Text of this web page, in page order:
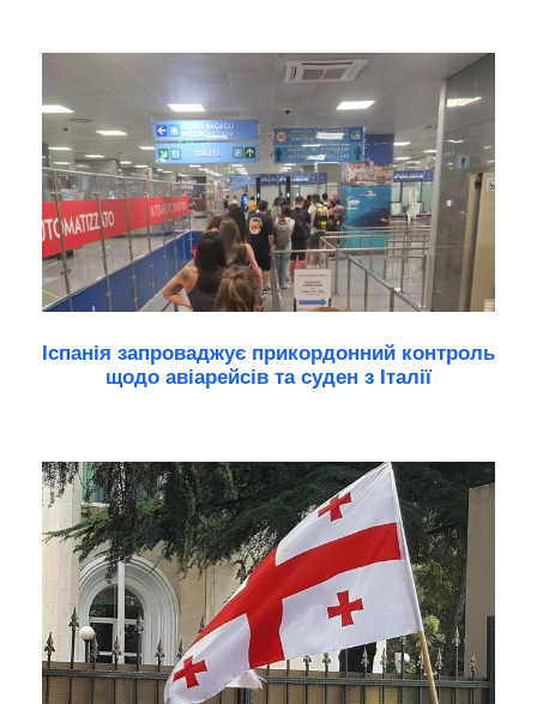
Іспанія запроваджує прикордонний контроль
щодо авіарейсів та суден з Італії